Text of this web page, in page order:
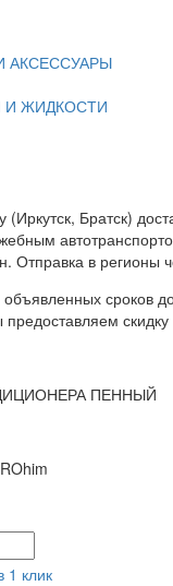
АКСЕССУАРЫ
И ЖИДКОСТИ
(Иркутск, Братск)
Отправка в регионы
объявленных сроков
ПЕННЫЙ
1 клик